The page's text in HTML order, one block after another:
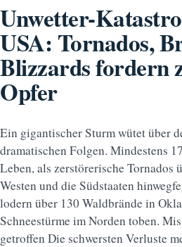
Unwetter-
USA: Tornados,
Blizzards fordern
Opfer
Ein gigantischer Sturm wütet über
dramatischen Folgen. Mindestens
Leben, als zerstörerische Tornados
Westen und die Südstaaten
lodern über 130 Waldbrände in
Schneestürme im Norden toben.
getroffen Die schwersten Verluste